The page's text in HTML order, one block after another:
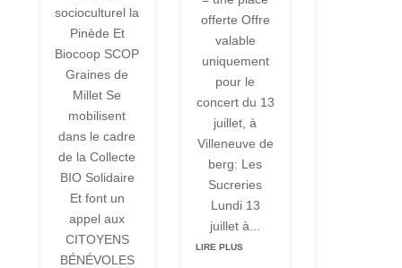
socioculturel la
Pinède Et
Biocoop SCOP
Graines de
Millet Se
mobilisent
dans le cadre
de la Collecte
BIO Solidaire
Et font un
appel aux
CITOYENS
BÉNÉVOLES
offerte Offre
valable
uniquement
pour le
concert du 13
juillet, à
Villeneuve de
berg: Les
Sucreries
Lundi 13
juillet à...
LIRE PLUS